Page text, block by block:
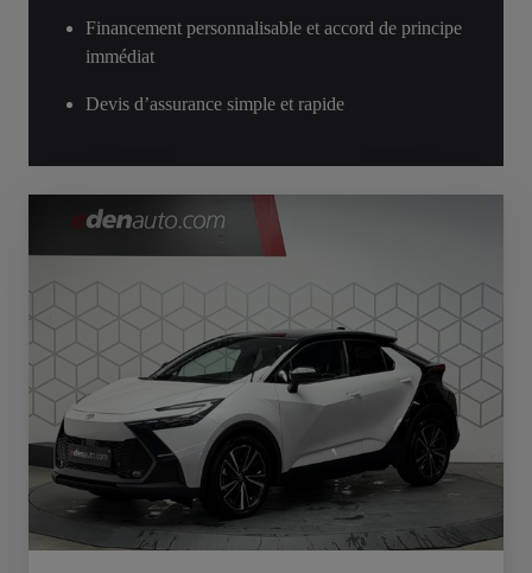
Financement personnalisable et accord de principe
immédiat
Devis d’assurance simple et rapide